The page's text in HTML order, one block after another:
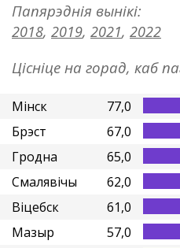
Папярэднія вынікі:
2018, 2019, 2021, 2022
Цісніце на горад, каб
Мінск
77,0
Брэст
67,0
Гродна
65,0
Смалявічы
62,0
Віцебск
61,0
Мазыр
57,0